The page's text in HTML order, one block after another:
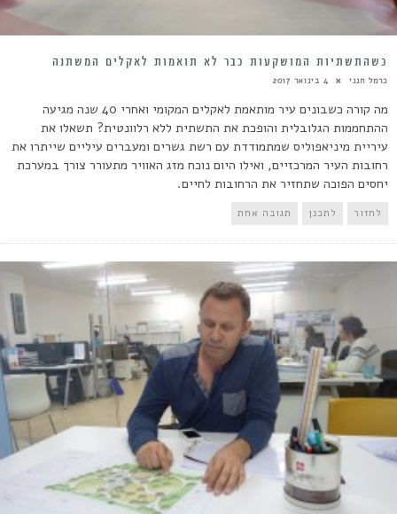
כשהתשתיות המושקעות כבר לא תואמות לאקלים המשתנה
כרמל חנני 4 בינואר 2017
מה קורה כשבונים עיר מותאמת לאקלים המקומי ואחרי 40 שנה מגיעה
ההתחממות הגלובלית והופכת את התשתית ללא רלוונטית? תשאלו את
עיריית מיניאפוליס שמתמודדת עם רשת גשרים ומעברים עיליים שייתרו את
רחובות העיר המרכזיים, ואילו היום נוכח מזג האוויר מתעורר צורך במערכת
יחסים הפוכה שתחזיר את הרחובות לחיים.
לחזור לתכנן תגובה אחת